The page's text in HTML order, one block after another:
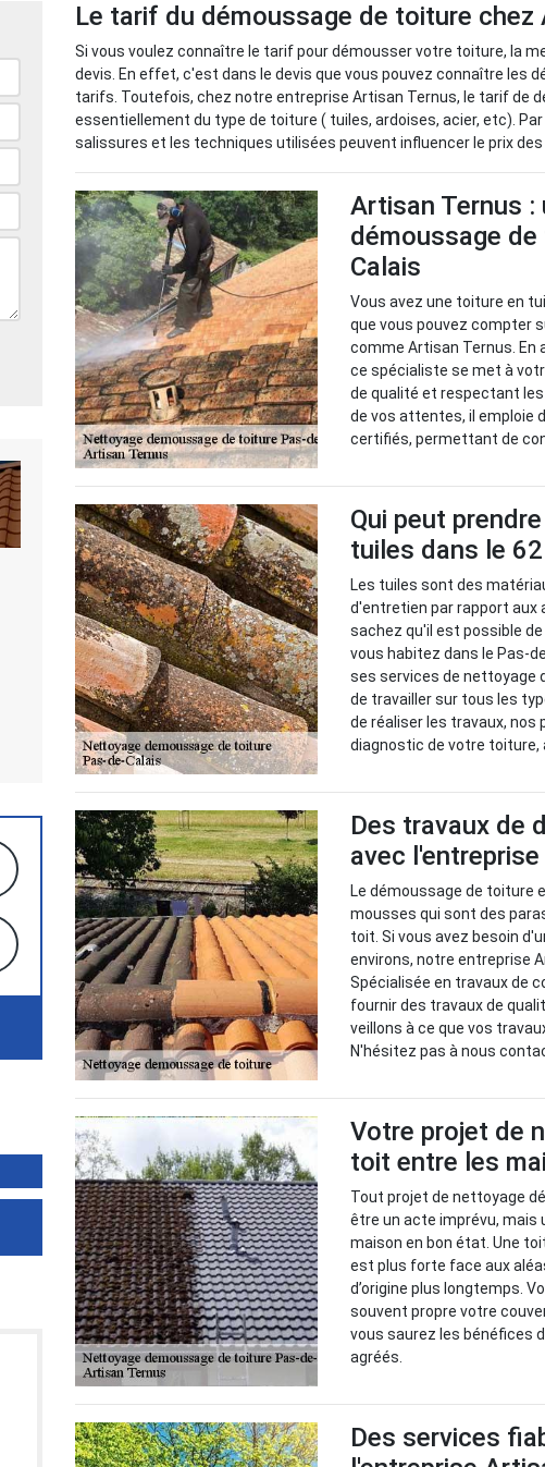
Le tarif du démoussage de toiture chez
Si vous voulez connaître le tarif pour démousser votre toiture, la
devis. En effet, c'est dans le devis que vous pouvez connaître les
tarifs. Toutefois, chez notre entreprise Artisan Ternus, le tarif de
essentiellement du type de toiture ( tuiles, ardoises, acier, etc).
salissures et les techniques utilisées peuvent influencer le prix des
Artisan Ternus :
démoussage
Calais
Vous avez une toiture en
que vous pouvez compter
comme Artisan Ternus. En
ce spécialiste se met à
de qualité et respectant
de vos attentes, il emploie
certifiés, permettant de
Qui peut
tuiles dans le
Les tuiles sont des
d'entretien par rapport aux
sachez qu'il est possible
vous habitez dans le Pas-
ses services de nettoyage
de travailler sur tous les
de réaliser les travaux,
diagnostic de votre toiture,
Des travaux de
avec
Le démoussage de toiture
mousses qui sont des
toit. Si vous avez besoin
environs, notre entreprise
Spécialisée en travaux de
fournir des travaux de
veillons à ce que vos
N'hésitez pas à nous
Votre projet de
toit entre les
Tout projet de nettoyage
être un acte imprévu, mais
maison en bon état. Une
est plus forte face aux
d’origine plus longtemps.
souvent propre votre
vous saurez les bénéfices
agréés.
Des services